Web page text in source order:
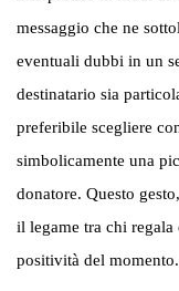
messaggio che ne
eventuali dubbi in un
destinatario sia
preferibile scegliere
simbolicamente una
donatore. Questo
il legame tra chi regala
positività del momento.